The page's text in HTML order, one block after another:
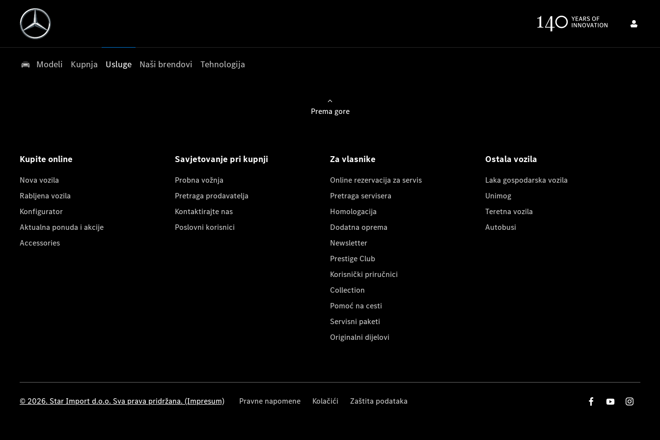
Modeli Kupnja Usluge Naši brendovi Tehnologija
Prema gore
Kupite online
Nova vozila
Rabljena vozila
Konfigurator
Aktualna ponuda i akcije
Accessories
Savjetovanje pri kupnji
Probna vožnja
Pretraga prodavatelja
Kontaktirajte nas
Poslovni korisnici
Za vlasnike
Online rezervacija za servis
Pretraga servisera
Homologacija
Dodatna oprema
Newsletter
Prestige Club
Korisnički priručnici
Collection
Pomoć na cesti
Servisni paketi
Originalni dijelovi
Ostala vozila
Laka gospodarska vozila
Unimog
Teretna vozila
Autobusi
© 2026. Star Import d.o.o. Sva prava pridržana. (Impresum) Pravne napomene Kolačići Zaštita podataka